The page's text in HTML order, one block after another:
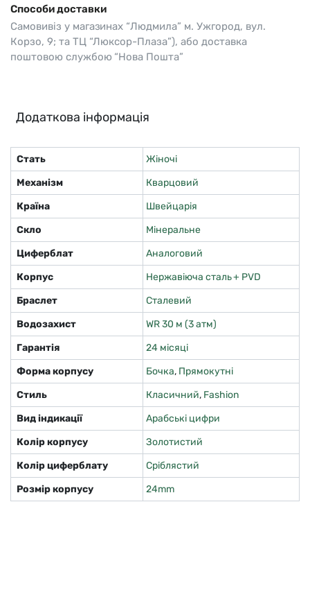
Способи доставки
Самовивіз у магазинах “Людмила” м. Ужгород, вул.
Корзо, 9; та ТЦ “Люксор-Плаза”), або доставка
поштовою службою “Нова Пошта”
Додаткова інформація
Стать
Жіночі
Механізм
Кварцовий
Країна
Швейцарія
Скло
Мінеральне
Циферблат
Аналоговий
Корпус
Нержавіюча сталь + PVD
Браслет
Сталевий
Водозахист
WR 30 м (3 атм)
Гарантія
24 місяці
Форма корпусу
Бочка, Прямокутні
Стиль
Класичний, Fashion
Вид індикації
Арабські цифри
Колір корпусу
Золотистий
Колір циферблату
Сріблястий
Розмір корпусу
24mm